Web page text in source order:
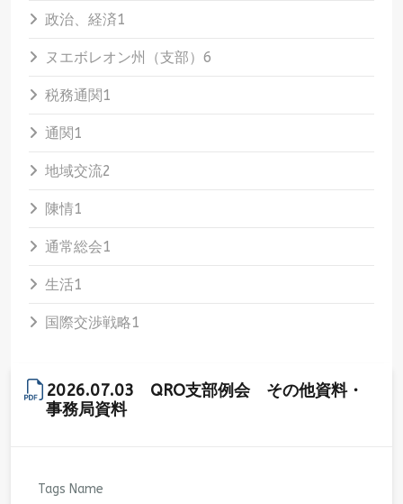
政治、経済1
ヌエボレオン州（支部） 6
税務通関1
通関1
地域交流2
陳情1
通常総会1
生活1
国際交渉戦略1
2026.07.03 QRO支部例会 その他資料・
事務局資料
Tags Name